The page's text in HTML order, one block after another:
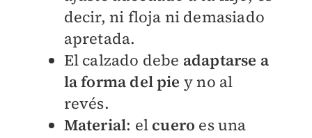
decir, ni floja ni demasiado
apretada.
El calzado debe adaptarse a
la forma del pie y no al
revés.
Material: el cuero es una